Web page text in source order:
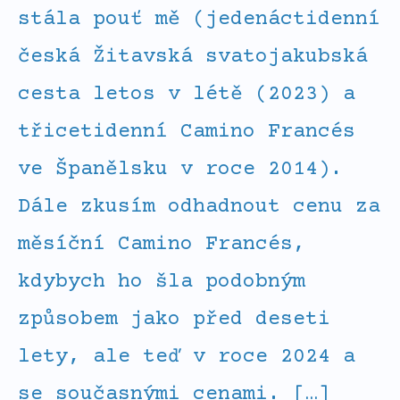
stála pouť mě (jedenáctidenní
česká Žitavská svatojakubská
cesta letos v létě (2023) a
třicetidenní Camino Francés
ve Španělsku v roce 2014).
Dále zkusím odhadnout cenu za
měsíční Camino Francés,
kdybych ho šla podobným
způsobem jako před deseti
lety, ale teď v roce 2024 a
se současnými cenami. […]